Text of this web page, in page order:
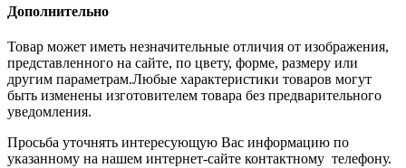
Дополнительно
Товар может иметь незначительные отличия от изображения,
представленного на сайте, по цвету, форме, размеру или
другим параметрам.Любые характеристики товаров могут
быть изменены изготовителем товара без предварительного
уведомления.
Просьба уточнять интересующую Вас информацию по
указанному на нашем интернет-сайте контактному телефону.